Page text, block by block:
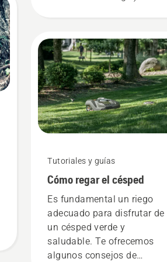
hemos recopilado algunos
consejos para arrancar una
motosierra.
Tutoriales y guías
Cómo regar el césped
Es fundamental un riego
adecuado para disfrutar de
un césped verde y
saludable. Te ofrecemos
algunos consejos de